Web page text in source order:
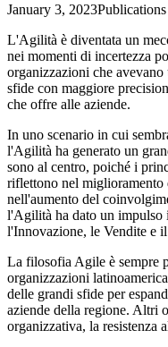
January 3, 2023Publications
L'Agilità è diventata un
nei momenti di incertezza
organizzazioni che
sfide con maggiore
che offre alle aziende.
In uno scenario in cui
l'Agilità ha generato un
sono al centro, poiché i
riflettono nel miglioramento
nell'aumento del
l'Agilità ha dato un impulso
l'Innovazione, le Vendite e
La filosofia Agile è sempre
organizzazioni
delle grandi sfide per
aziende della regione. Altri
organizzativa, la resistenza